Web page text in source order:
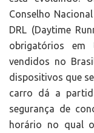
Conselho
DRL (Daytime
obrigatórios em
vendidos no
dispositivos que
carro dá a
segurança de
horário no qual